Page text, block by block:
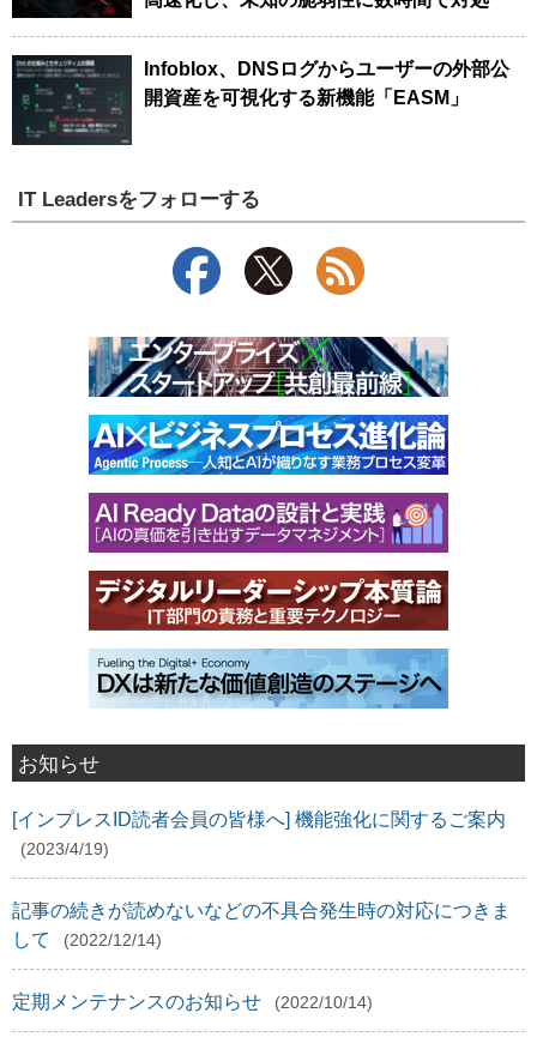
Infoblox、DNSログからユーザーの外部公
開資産を可視化する新機能「EASM」
IT Leadersをフォローする
お知らせ
[インプレスID読者会員の皆様へ] 機能強化に関するご案内
(2023/4/19)
記事の続きが読めないなどの不具合発生時の対応につきま
して
(2022/12/14)
定期メンテナンスのお知らせ (2022/10/14)